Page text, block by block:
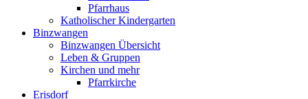
Pfarrhaus
Katholischer Kindergarten
Binzwangen
Binzwangen Übersicht
Leben & Gruppen
Kirchen und mehr
Pfarrkirche
Erisdorf